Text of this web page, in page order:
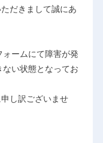
だきまして誠にあ
ームにて障害が発
い状態となってお
し訳ございませ